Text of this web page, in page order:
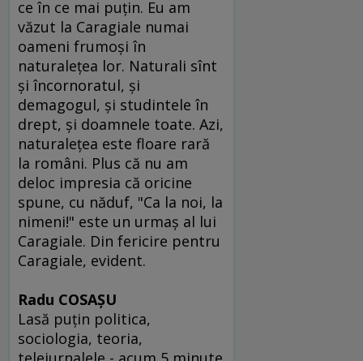
ce în ce mai puţin. Eu am
văzut la Caragiale numai
oameni frumoşi în
naturaleţea lor. Naturali sînt
şi încornoratul, şi
demagogul, şi studintele în
drept, şi doamnele toate. Azi,
naturaleţea este floare rară
la români. Plus că nu am
deloc impresia că oricine
spune, cu năduf, "Ca la noi, la
nimeni!" este un urmaş al lui
Caragiale. Din fericire pentru
Caragiale, evident.
Radu COSAŞU
Lasă puţin politica,
sociologia, teoria,